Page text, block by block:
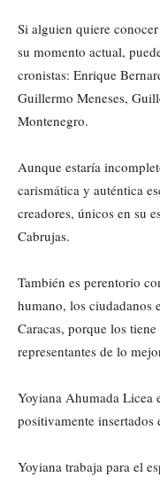
Si alguien quiere
su momento actual,
cronistas: Enrique
Guillermo Meneses,
Montenegro.
Aunque estaría
carismática y auténtica
creadores, únicos en su
Cabrujas.
También es perentorio
humano, los ciudadanos
Caracas, porque los
representantes de lo
Yoyiana Ahumada Licea
positivamente insertados
Yoyiana trabaja para el